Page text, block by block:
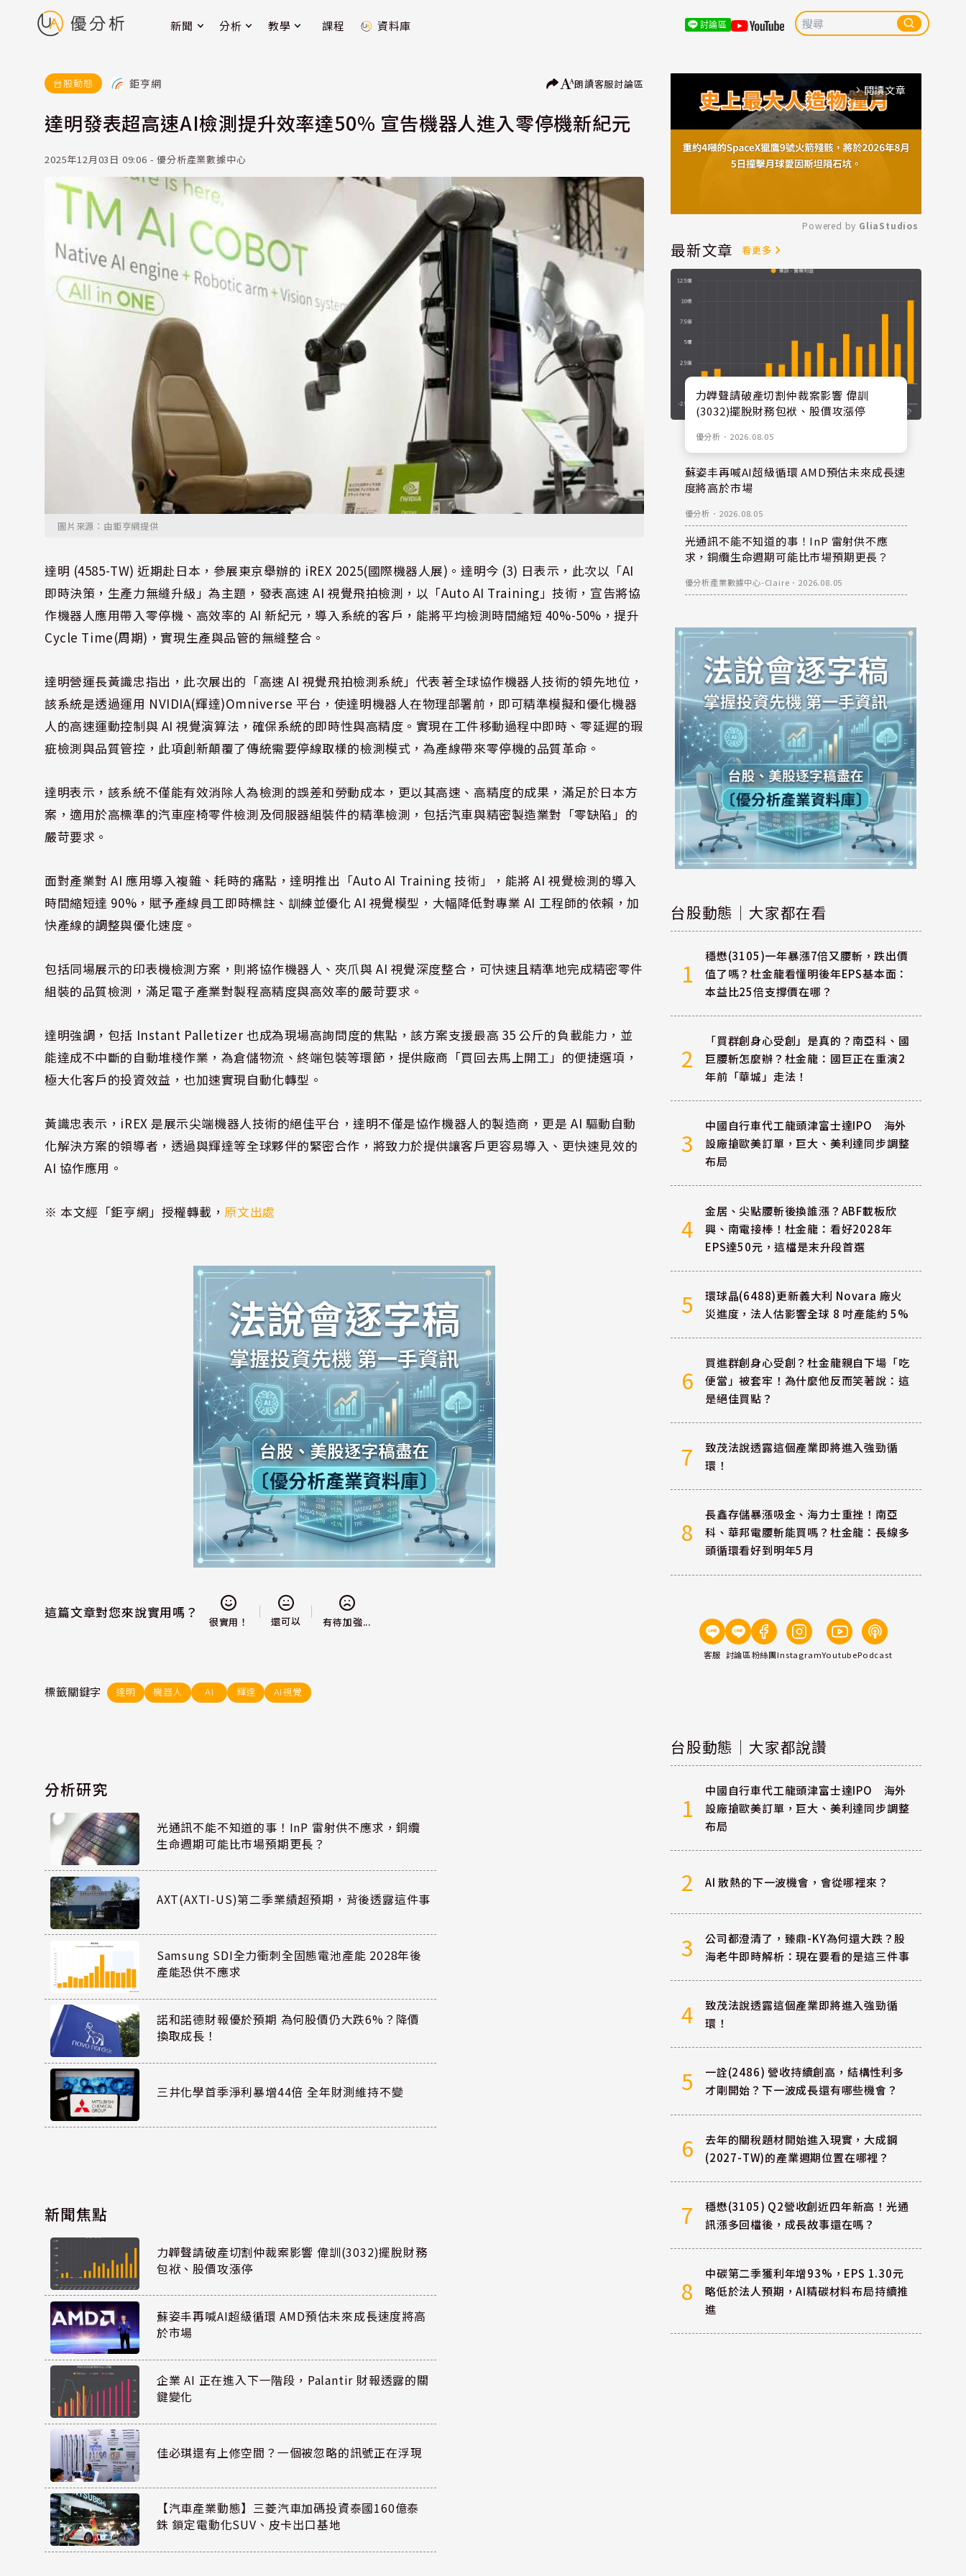
新聞 分析 教學 課程 資料庫 討論區
台股動態 鉅亨網 朗讀客服討論區
達明發表超高速AI檢測提升效率達50% 宣告機器人進入零停機新紀元
2025年12月03日 09:06 - 優分析產業數據中心
圖片來源：由鉅亨網提供
達明 (4585-TW) 近期赴日本，參展東京舉辦的 iREX 2025(國際機器人展)。達明今 (3) 日表示，此次以「AI
即時決策，生產力無縫升級」為主題，發表高速 AI 視覺飛拍檢測，以「Auto AI Training」技術，宣告將協
作機器人應用帶入零停機、高效率的 AI 新紀元，導入系統的客戶，能將平均檢測時間縮短 40%-50%，提升
Cycle Time(周期)，實現生產與品管的無縫整合。
達明營運長黃識忠指出，此次展出的「高速 AI 視覺飛拍檢測系統」代表著全球協作機器人技術的領先地位，
該系統是透過運用 NVIDIA(輝達)Omniverse 平台，使達明機器人在物理部署前，即可精準模擬和優化機器
人的高速運動控制與 AI 視覺演算法，確保系統的即時性與高精度。實現在工件移動過程中即時、零延遲的瑕
疵檢測與品質管控，此項創新顛覆了傳統需要停線取樣的檢測模式，為產線帶來零停機的品質革命。
達明表示，該系統不僅能有效消除人為檢測的誤差和勞動成本，更以其高速、高精度的成果，滿足於日本方
案，適用於高標準的汽車座椅零件檢測及伺服器組裝件的精準檢測，包括汽車與精密製造業對「零缺陷」的
嚴苛要求。
面對產業對 AI 應用導入複雜、耗時的痛點，達明推出「Auto AI Training 技術」，能將 AI 視覺檢測的導入
時間縮短達 90%，賦予產線員工即時標註、訓練並優化 AI 視覺模型，大幅降低對專業 AI 工程師的依賴，加
快產線的調整與優化速度。
包括同場展示的印表機檢測方案，則將協作機器人、夾爪與 AI 視覺深度整合，可快速且精準地完成精密零件
組裝的品質檢測，滿足電子產業對製程高精度與高效率的嚴苛要求。
達明強調，包括 Instant Palletizer 也成為現場高詢問度的焦點，該方案支援最高 35 公斤的負載能力，並
能達成不中斷的自動堆棧作業，為倉儲物流、終端包裝等環節，提供廠商「買回去馬上開工」的便捷選項，
極大化客戶的投資效益，也加速實現自動化轉型。
黃識忠表示，iREX 是展示尖端機器人技術的絕佳平台，達明不僅是協作機器人的製造商，更是 AI 驅動自動
化解決方案的領導者，透過與輝達等全球夥伴的緊密合作，將致力於提供讓客戶更容易導入、更快速見效的
AI 協作應用。
※ 本文經「鉅亨網」授權轉載，原文出處
這篇文章對您來說實用嗎？
很實用！ 還可以 有待加強...
標籤關鍵字 達明 機器人 AI 輝達 AI視覺
分析研究
光通訊不能不知道的事！InP 雷射供不應求，銅纜
生命週期可能比市場預期更長？
AXT(AXTI-US)第二季業績超預期，背後透露這件事
Samsung SDI全力衝刺全固態電池產能 2028年後
產能恐供不應求
諾和諾德財報優於預期 為何股價仍大跌6%？降價
換取成長！
三井化學首季淨利暴增44倍 全年財測維持不變
新聞焦點
力韡聲請破產切割仲裁案影響 偉訓(3032)擺脫財務
包袱、股價攻漲停
蘇姿丰再喊AI超級循環 AMD預估未來成長速度將高
於市場
企業 AI 正在進入下一階段，Palantir 財報透露的關
鍵變化
佳必琪還有上修空間？一個被忽略的訊號正在浮現
【汽車產業動態】三菱汽車加碼投資泰國160億泰
銖 鎖定電動化SUV、皮卡出口基地
arrow_forward_ios 閱讀文章
Mute
Powered by GliaStudios
最新文章 看更多
力韡聲請破產切割仲裁案影響 偉訓
(3032)擺脫財務包袱、股價攻漲停
優分析 ． 2026.08.05
蘇姿丰再喊AI超級循環 AMD預估未來成長速
度將高於市場
優分析 ． 2026.08.05
光通訊不能不知道的事！InP 雷射供不應
求，銅纜生命週期可能比市場預期更長？
優分析產業數據中心-Claire ． 2026.08.05
台股動態｜大家都在看
1
穩懋(3105)一年暴漲7倍又腰斬，跌出價
值了嗎？杜金龍看懂明後年EPS基本面：
本益比25倍支撐價在哪？
2
「買群創身心受創」是真的？南亞科、國
巨腰斬怎麼辦？杜金龍：國巨正在重演2
年前「華城」走法！
3
中國自行車代工龍頭津富士達IPO 海外
設廠搶歐美訂單，巨大、美利達同步調整
布局
4
金居、尖點腰斬後換誰漲？ABF載板欣
興、南電接棒！杜金龍：看好2028年
EPS達50元，這檔是末升段首選
5
環球晶(6488)更新義大利 Novara 廠火
災進度，法人估影響全球 8 吋產能約 5%
6
買進群創身心受創？杜金龍親自下場「吃
便當」被套牢！為什麼他反而笑著說：這
是絕佳買點？
7
致茂法說透露這個產業即將進入強勁循
環！
8
長鑫存儲暴漲吸金、海力士重挫！南亞
科、華邦電腰斬能買嗎？杜金龍：長線多
頭循環看好到明年5月
客服 討論區粉絲團InstagramYoutubePodcast
台股動態｜大家都說讚
1
中國自行車代工龍頭津富士達IPO 海外
設廠搶歐美訂單，巨大、美利達同步調整
布局
2 AI 散熱的下一波機會，會從哪裡來？
3
公司都澄清了，臻鼎-KY為何還大跌？股
海老牛即時解析：現在要看的是這三件事
4
致茂法說透露這個產業即將進入強勁循
環！
5
一詮(2486) 營收持續創高，結構性利多
才剛開始？下一波成長還有哪些機會？
6
去年的關稅題材開始進入現實，大成鋼
(2027-TW)的產業週期位置在哪裡？
7
穩懋(3105) Q2營收創近四年新高！光通
訊漲多回檔後，成長故事還在嗎？
8
中碳第二季獲利年增93%，EPS 1.30元
略低於法人預期，AI精碳材料布局持續推
進